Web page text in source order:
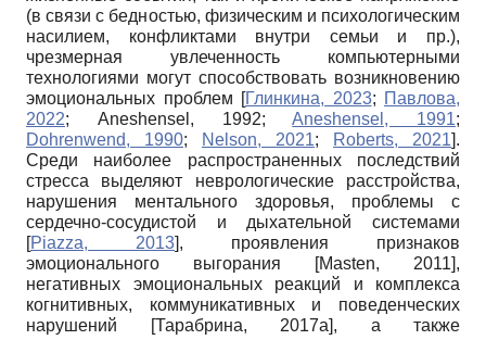
(в связи с бедностью, физическим и психологическим
насилием, конфликтами внутри семьи и пр.),
чрезмерная увлеченность компьютерными
технологиями могут способствовать возникновению
эмоциональных проблем [Глинкина, 2023; Павлова,
2022; Aneshensel, 1992;Aneshensel, 1991;
Dohrenwend, 1990; Nelson, 2021; Roberts, 2021].
Среди наиболее распространенных последствий
стресса выделяют неврологические расстройства,
нарушения ментального здоровья, проблемы с
сердечно-сосудистой и дыхательной системами
[Piazza, 2013], проявления признаков
эмоционального выгорания
[Masten, 2011],
негативных эмоциональных реакций и комплекса
когнитивных, коммуникативных и поведенческих
нарушений
[Тарабрина, 2017а], а также